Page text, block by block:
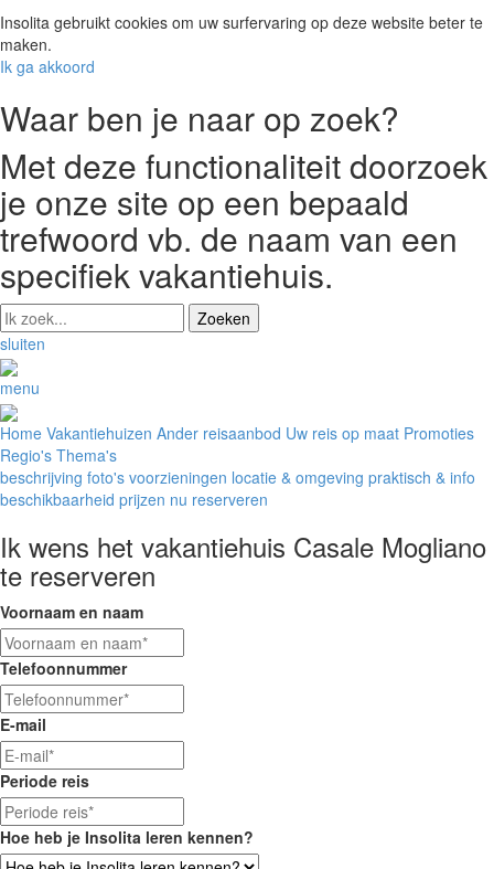
Insolita gebruikt cookies om uw surfervaring op deze website beter te
maken.
Ik ga akkoord
Waar ben je naar op zoek?
Met deze functionaliteit doorzoek
je onze site op een bepaald
trefwoord vb. de naam van een
specifiek vakantiehuis.
sluiten
menu
Home Vakantiehuizen Ander reisaanbod Uw reis op maat Promoties
Regio's Thema's
beschrijving foto's voorzieningen locatie & omgeving praktisch & info
beschikbaarheid prijzen nu reserveren
Ik wens het vakantiehuis Casale Mogliano
te reserveren
Voornaam en naam
Telefoonnummer
E-mail
Periode reis
Hoe heb je Insolita leren kennen?